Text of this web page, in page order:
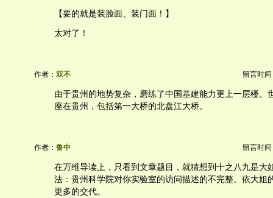
【要的就是装脸面、装门面！】
太对了！
作者： 双不 留言时间
由于贵州的地势复杂，磨练了中国基建能力更上一层楼。
座在贵州，包括第一大桥的北盘江大桥。
作者： 鲁中 留言时间
在万维导读上，只看到文章题目，就猜想到十之八九是大
法：贵州科学院对你实验室的访问描述的不完整。依大姐
更多的交代。